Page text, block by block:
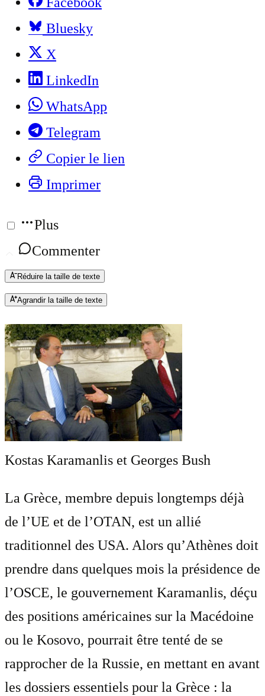
Bluesky
X
LinkedIn
WhatsApp
Telegram
Copier le lien
Imprimer
Plus
Commenter
Réduire la taille de texte
Agrandir la taille de texte
Kostas Karamanlis et Georges Bush
La Grèce, membre depuis longtemps déjà
de l’UE et de l’OTAN, est un allié
traditionnel des USA. Alors qu’Athènes doit
prendre dans quelques mois la présidence de
l’OSCE, le gouvernement Karamanlis, déçu
des positions américaines sur la Macédoine
ou le Kosovo, pourrait être tenté de se
rapprocher de la Russie, en mettant en avant
les dossiers essentiels pour la Grèce : la